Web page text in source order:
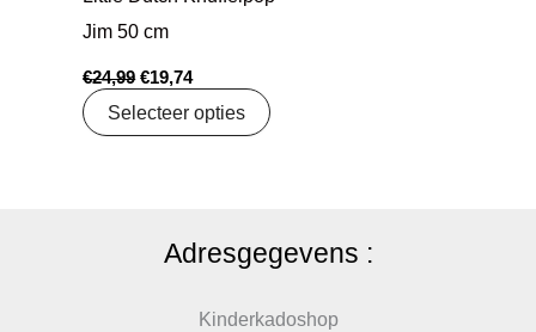
Jim 50 cm
€24,99 €19,74
Selecteer opties
Adresgegevens :
Kinderkadoshop